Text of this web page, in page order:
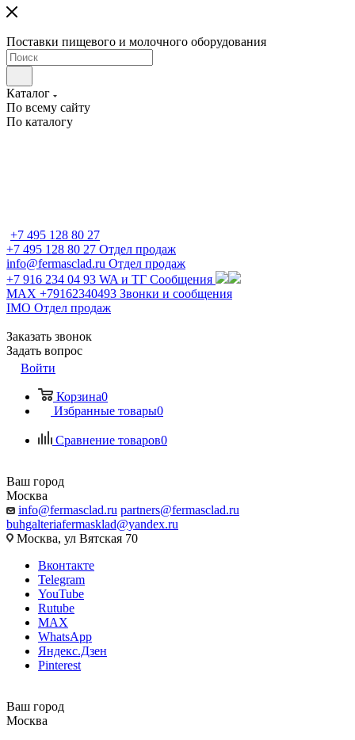
Поставки пищевого и молочного оборудования
Каталог
По всему сайту
По каталогу
+7 495 128 80 27
+7 495 128 80 27 Отдел продаж
info@fermasclad.ru Отдел продаж
+7 916 234 04 93 WA и ТГ Сообщения
MAX +79162340493 Звонки и сообщения
IMO Отдел продаж
Заказать звонок
Задать вопрос
Войти
Корзина0
Избранные товары0
Сравнение товаров0
Ваш город
Москва
info@fermasclad.ru partners@fermasclad.ru
buhgalteriafermasklad@yandex.ru
Москва, ул Вятская 70
Вконтакте
Telegram
YouTube
Rutube
MAX
WhatsApp
Яндекс.Дзен
Pinterest
Ваш город
Москва